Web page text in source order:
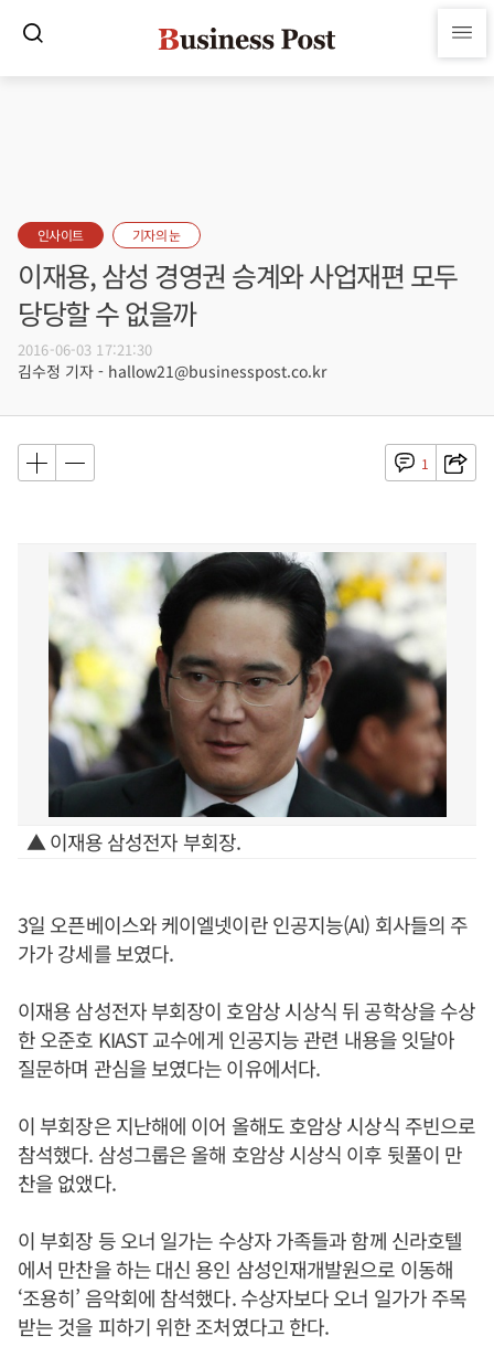
인사이트 기자의 눈
이재용, 삼성 경영권 승계와 사업재편 모두
당당할 수 없을까
2016-06-03 17:21:30
김수정 기자 - hallow21@businesspost.co.kr
1
▲ 이재용 삼성전자 부회장.
3일 오픈베이스와 케이엘넷이란 인공지능(AI) 회사들의 주
가가 강세를 보였다.
이재용 삼성전자 부회장이 호암상 시상식 뒤 공학상을 수상
한 오준호 KIAST 교수에게 인공지능 관련 내용을 잇달아
질문하며 관심을 보였다는 이유에서다.
이 부회장은 지난해에 이어 올해도 호암상 시상식 주빈으로
참석했다. 삼성그룹은 올해 호암상 시상식 이후 뒷풀이 만
찬을 없앴다.
이 부회장 등 오너 일가는 수상자 가족들과 함께 신라호텔
에서 만찬을 하는 대신 용인 삼성인재개발원으로 이동해
‘조용히’ 음악회에 참석했다. 수상자보다 오너 일가가 주목
받는 것을 피하기 위한 조처였다고 한다.